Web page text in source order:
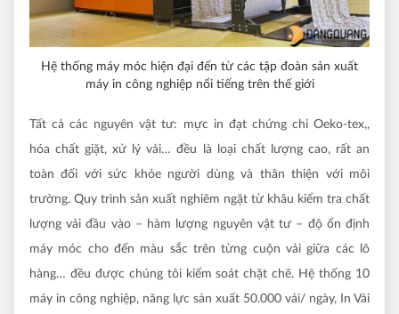
Hệ thống máy móc hiện đại đến từ các tập đoàn sản xuất
máy in công nghiệp nổi tiếng trên thế giới
Tất cả các nguyên vật tư: mực in đạt chứng chỉ Oeko-tex,,
hóa chất giặt, xử lý vải… đều là loại chất lượng cao, rất an
toàn đối với sức khỏe người dùng và thân thiện với môi
trường. Quy trình sản xuất nghiêm ngặt từ khâu kiểm tra chất
lượng vải đầu vào – hàm lượng nguyên vật tư – độ ổn định
máy móc cho đến màu sắc trên từng cuộn vải giữa các lô
hàng… đều được chúng tôi kiểm soát chặt chẽ. Hệ thống 10
máy in công nghiệp, năng lực sản xuất 50.000 vải/ ngày, In Vải